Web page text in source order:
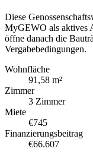
Diese
MyGEWO als aktives
öffne danach die
Vergabebedingungen.
Wohnfläche
91,58 m²
Zimmer
3 Zimmer
Miete
€745
Finanzierungsbeitrag
€66.607